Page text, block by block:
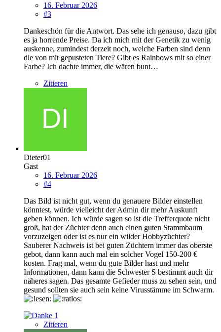
16. Februar 2026
#3
Dankeschön für die Antwort. Das sehe ich genauso, dazu gibt
es ja horrende Preise. Da ich mich mit der Genetik zu wenig
auskenne, zumindest derzeit noch, welche Farben sind denn
die von mit gepusteten Tiere? Gibt es Rainbows mit so einer
Farbe? Ich dachte immer, die wären bunt…
Zitieren
Dieter01
Gast
16. Februar 2026
#4
Das Bild ist nicht gut, wenn du genauere Bilder einstellen
könntest, würde vielleicht der Admin dir mehr Auskunft
geben können. Ich würde sagen so ist die Trefferquote nicht
groß, hat der Züchter denn auch einen guten Stammbaum
vorzuzeigen oder ist es nur ein wilder Hobbyzüchter?
Sauberer Nachweis ist bei guten Züchtern immer das oberste
gebot, dann kann auch mal ein solcher Vogel 150-200 €
kosten. Frag mal, wenn du gute Bilder hast und mehr
Informationen, dann kann die Schwester S bestimmt auch dir
näheres sagen. Das gesamte Gefieder muss zu sehen sein, und
gesund sollten sie auch sein keine Virusstämme im Schwarm.
1
Zitieren